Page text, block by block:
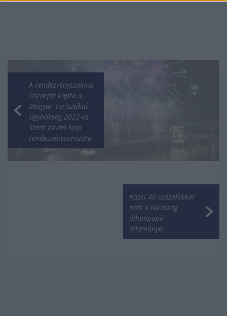
A rendezvényszakma
Oscarját kapta a
Magyar Turisztikai
Ügynökség 2022-es
Szent István Nap
rendezvénysorozata
Közel 40 százalékkal
nőtt a lakosság
állampapír-
állománya